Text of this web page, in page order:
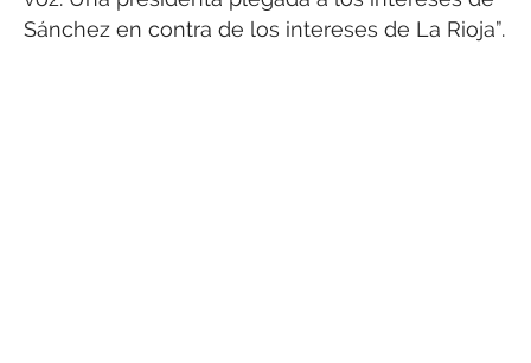
Sánchez en contra de los intereses de La Rioja”.